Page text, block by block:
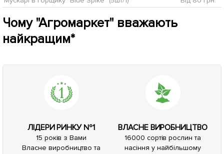
Чому "Агромаркет" вважають
найкращим*
ЛІДЕРИ РИНКУ №1
15 років з Вами
Власне виробництво та
ВЛАСНЕ ВИРОБНИЦТВО
16000 сортів рослин та
насіння у найбільшому